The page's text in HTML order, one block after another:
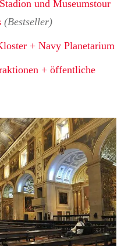
und Museumstour
(Bestseller)
+ Navy Planetarium
+ öffentliche